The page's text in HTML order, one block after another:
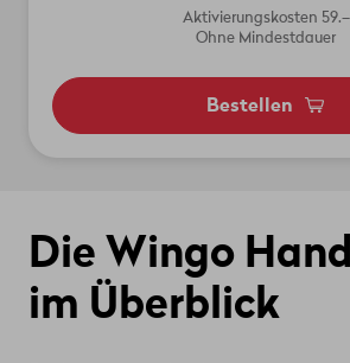
Aktivierungskosten 59.–
Ohne Mindestdauer
Bestellen
Die Wingo
im Überblick